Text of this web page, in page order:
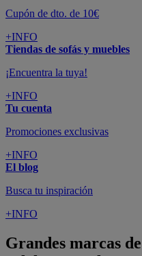
Cupón de dto. de 10€
+INFO
Tiendas de sofás y muebles
¡Encuentra la tuya!
+INFO
Tu cuenta
Promociones exclusivas
+INFO
El blog
Busca tu inspiración
+INFO
Grandes marcas